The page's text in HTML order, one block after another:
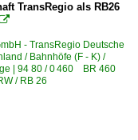
TransRegio als RB26

- TransRegio Deutsche
/ Bahnhöfe (F - K) /
| 94 80 / 0 460 BR 460
/ RB 26